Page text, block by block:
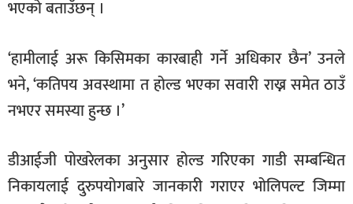
भएको बताउँछन् ।
‘हामीलाई अरू किसिमका कारबाही गर्ने अधिकार छैन’ उनले
भने, ‘कतिपय अवस्थामा त होल्ड भएका सवारी राख्न समेत ठाउँ
नभएर समस्या हुन्छ ।’
डीआईजी पोखरेलका अनुसार होल्ड गरिएका गाडी सम्बन्धित
निकायलाई दुरुपयोगबारे जानकारी गराएर भोलिपल्ट जिम्मा